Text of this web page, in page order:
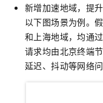
新增加速地域，提
以下图场景为例。
和上海地域，均通
请求均由北京终端
延迟、抖动等网络问